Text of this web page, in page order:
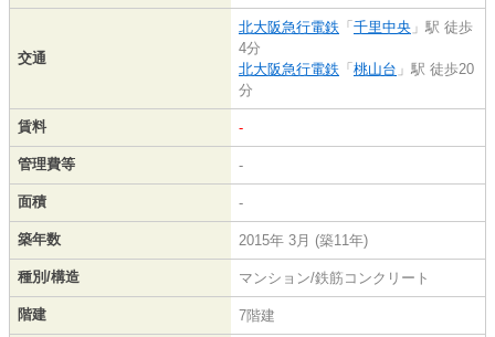
交通
北大阪急行電鉄 「 千里中央 」駅 徒歩
4分
北大阪急行電鉄 「 桃山台 」駅 徒歩20
分
賃料 -
管理費等 -
面積 -
築年数 2015年 3月 (築11年)
種別/構造 マンション/鉄筋コンクリート
階建 7階建